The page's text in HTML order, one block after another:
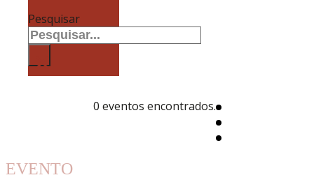
Pesquisar
×
0 eventos encontrados.
EVENTO